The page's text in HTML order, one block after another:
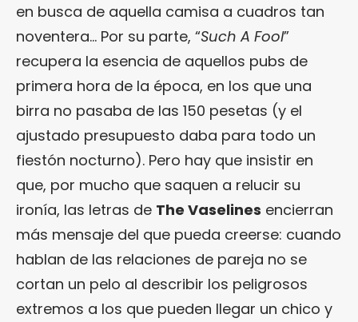
en busca de aquella camisa a cuadros tan
noventera… Por su parte, “Such A Fool”
recupera la esencia de aquellos pubs de
primera hora de la época, en los que una
birra no pasaba de las 150 pesetas (y el
ajustado presupuesto daba para todo un
fiestón nocturno). Pero hay que insistir en
que, por mucho que saquen a relucir su
ironía, las letras de The Vaselines encierran
más mensaje del que pueda creerse: cuando
hablan de las relaciones de pareja no se
cortan un pelo al describir los peligrosos
extremos a los que pueden llegar un chico y